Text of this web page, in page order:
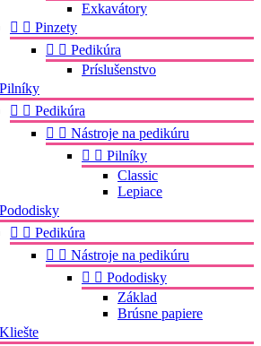
Exkavátory
  Pinzety
  Pedikúra
Príslušenstvo
Pilníky
  Pedikúra
  Nástroje na pedikúru
  Pilníky
Classic
Lepiace
Pododisky
  Pedikúra
  Nástroje na pedikúru
  Pododisky
Základ
Brúsne papiere
Kliešte